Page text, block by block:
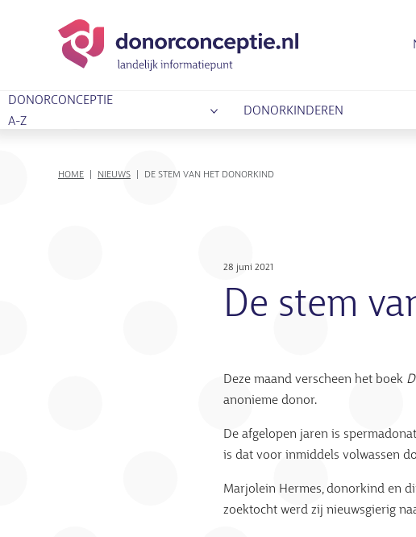
DONORCONCEPTIE
A-Z
DONORKINDEREN
KRUIMELPAD
HOME NIEUWS DE STEM VAN HET DONORKIND
28 juni 2021
De stem
Deze maand verscheen het boek
anonieme donor.
De afgelopen jaren is
is dat voor inmiddels volwassen
Marjolein Hermes, donorkind en
zoektocht werd zij nieuwsgierig